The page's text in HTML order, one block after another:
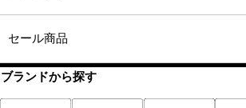
セール商品
ブランドから探す